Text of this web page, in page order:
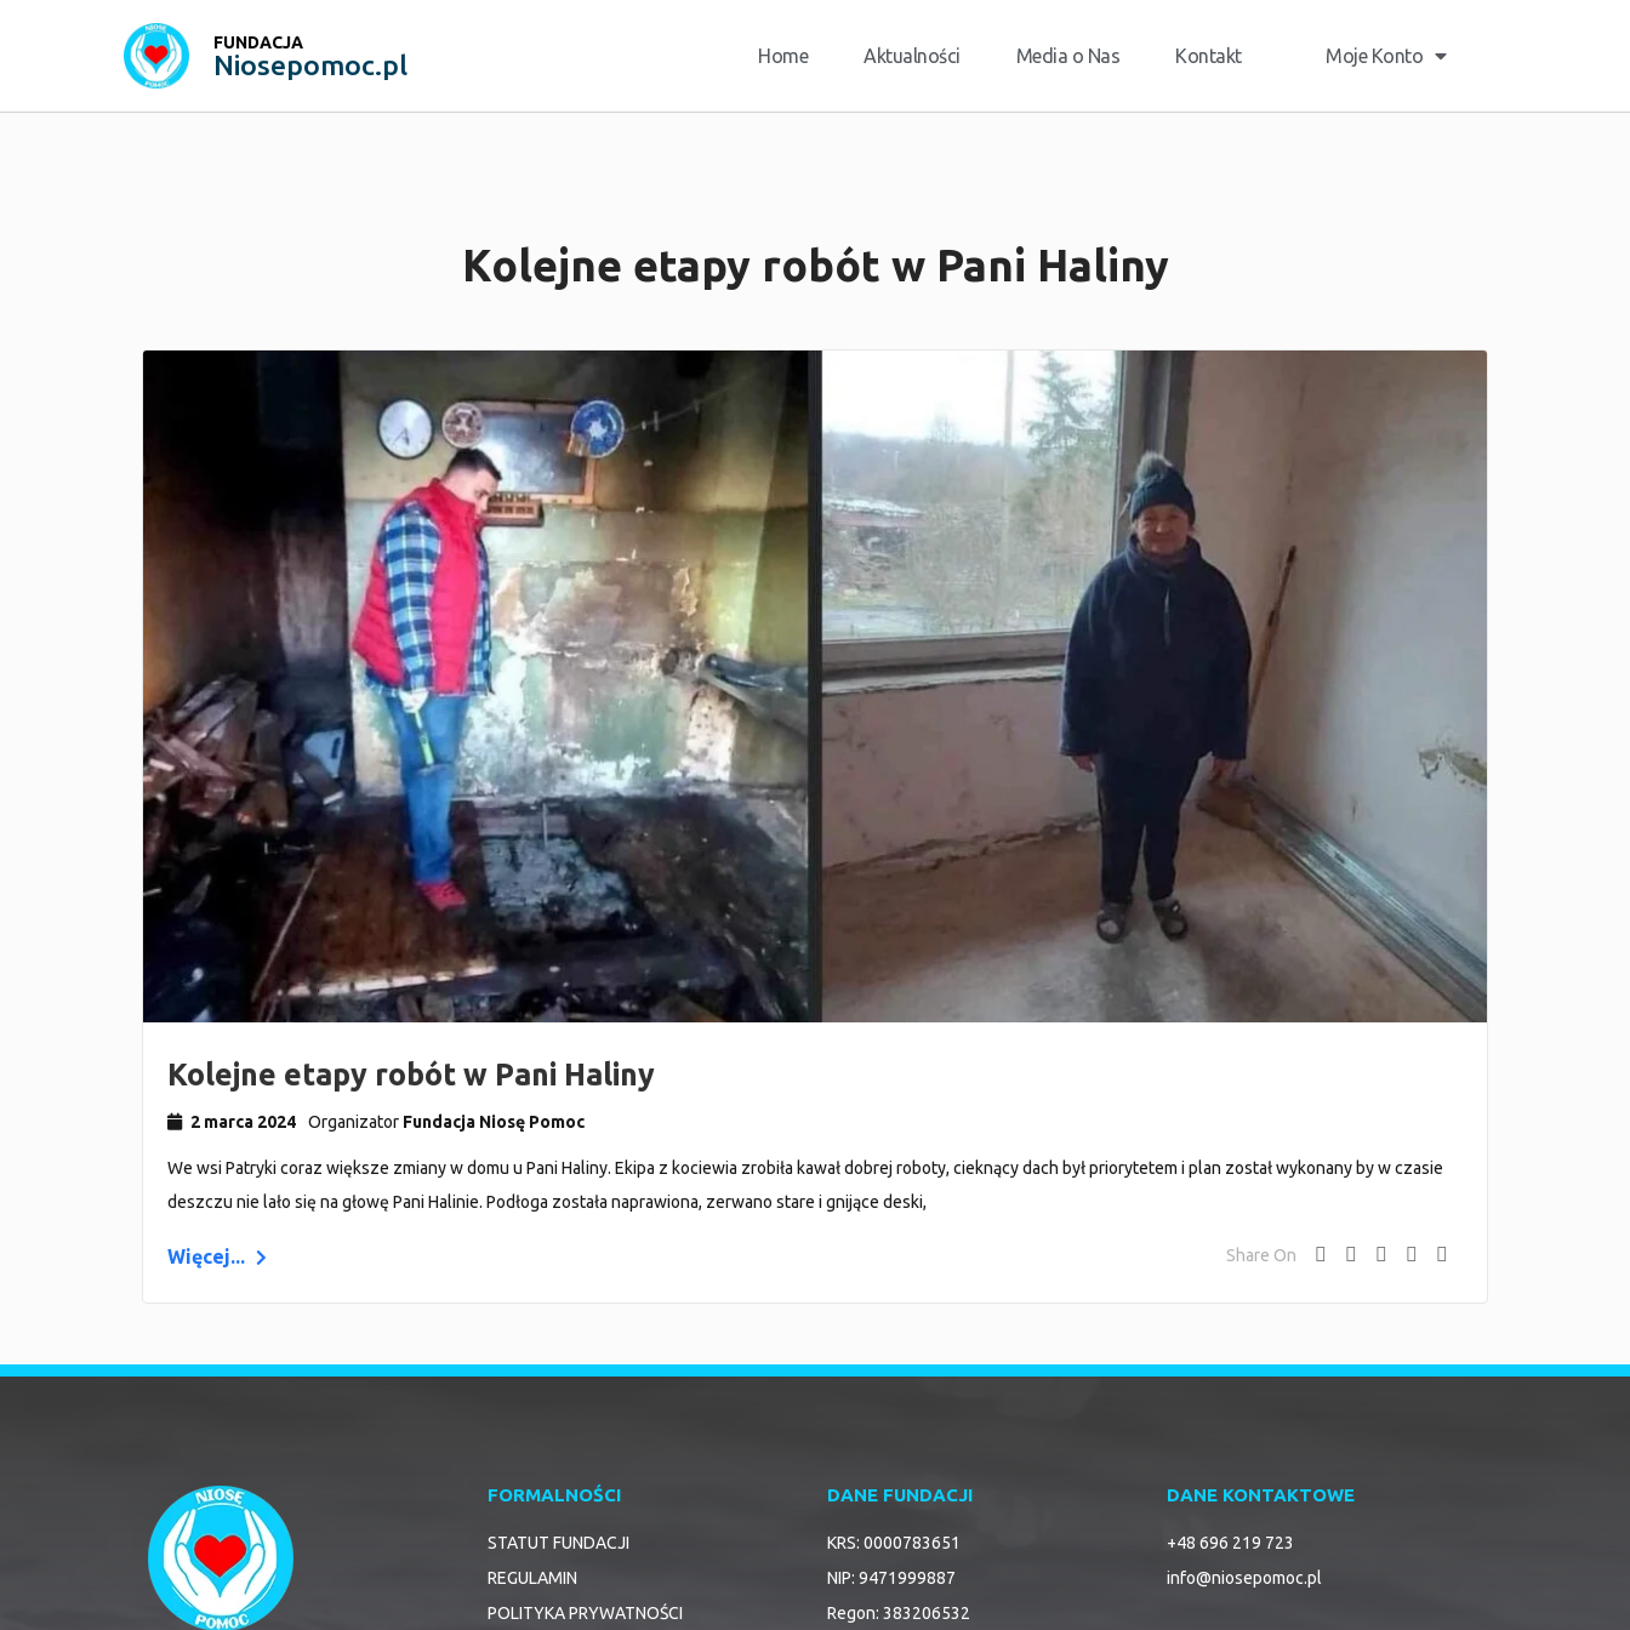
FUNDACJA
Niosepomoc.pl Home Aktualności Media o Nas Kontakt Moje Konto
Kolejne etapy robót w Pani Haliny
Kolejne etapy robót w Pani Haliny
2 marca 2024 Organizator Fundacja Niosę Pomoc
We wsi Patryki coraz większe zmiany w domu u Pani Haliny. Ekipa z kociewia zrobiła kawał dobrej roboty, cieknący dach był priorytetem i plan został wykonany by w czasie
deszczu nie lało się na głowę Pani Halinie. Podłoga została naprawiona, zerwano stare i gnijące deski,
Więcej... Share On
FORMALNOŚCI
STATUT FUNDACJI
REGULAMIN
POLITYKA PRYWATNOŚCI
DANE FUNDACJI
KRS: 0000783651
NIP: 9471999887
Regon: 383206532
DANE KONTAKTOWE
+48 696 219 723
info@niosepomoc.pl